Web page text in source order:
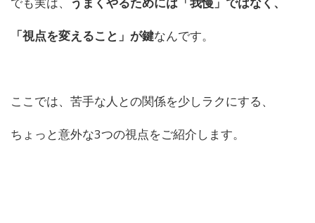
「視点を変えること」が鍵なんです。
ここでは、苦手な人との関係を少しラクにする、
ちょっと意外な3つの視点をご紹介します。